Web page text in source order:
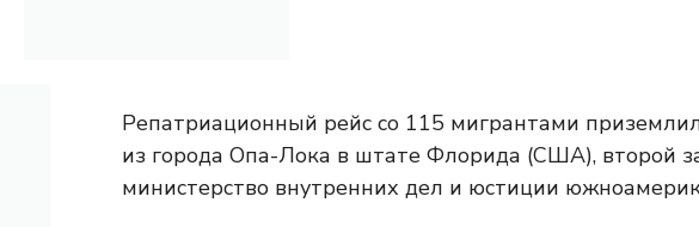
Репатриационный рейс со 115 мигрантами
из города Опа-Лока в штате Флорида (США), второй
министерство внутренних дел и юстиции